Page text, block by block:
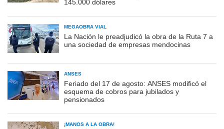
145.000 dólares
MEGAOBRA VIAL
La Nación le preadjudicó la obra de la Ruta 7 a
una sociedad de empresas mendocinas
ANSES
Feriado del 17 de agosto: ANSES modificó el
esquema de cobros para jubilados y
pensionados
¡MANOS A LA OBRA!